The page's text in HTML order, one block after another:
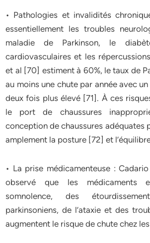
• Pathologies et invalidités
essentiellement les troubles
maladie de Parkinson, le
cardiovasculaires et les
et al [70] estiment à 60%, le taux de
au moins une chute par année avec
deux fois plus élevé [71]. À ces
le port de chaussures
conception de chaussures adéquates
amplement la posture [72] et
• La prise médicamenteuse :
observé que les médicaments
somnolence, des
parkinsoniens, de l’ataxie et des
augmentent le risque de chute chez